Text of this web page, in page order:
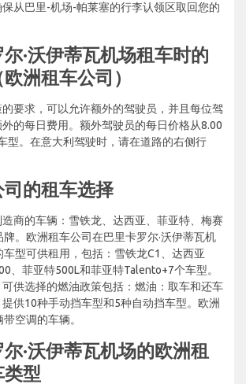
从巴里-机场-帕莱塞的行李认领区取回您的
·沃伊蒂瓦机场租车时的
洲租车公司）
要求，可以允许额外的驾驶员，并且每位驾
的每日费用。额外驾驶员的每日价格从8.00
型。在意大利驾驶时，请在道路的右侧行
的租车选择
商的车辆：雪铁龙、达西亚、菲亚特、梅赛
。欧洲租车公司在巴里卡罗尔·沃伊蒂瓦机
型可供租用，包括：雪铁龙C1、达西亚
、菲亚特500L和菲亚特Talento+7个车型。
供选择的燃油政策包括：燃油：取车和还车
供10种手动挡车型和5种自动挡车型。欧洲
空调的车辆。
·沃伊蒂瓦机场的欧洲租
类型